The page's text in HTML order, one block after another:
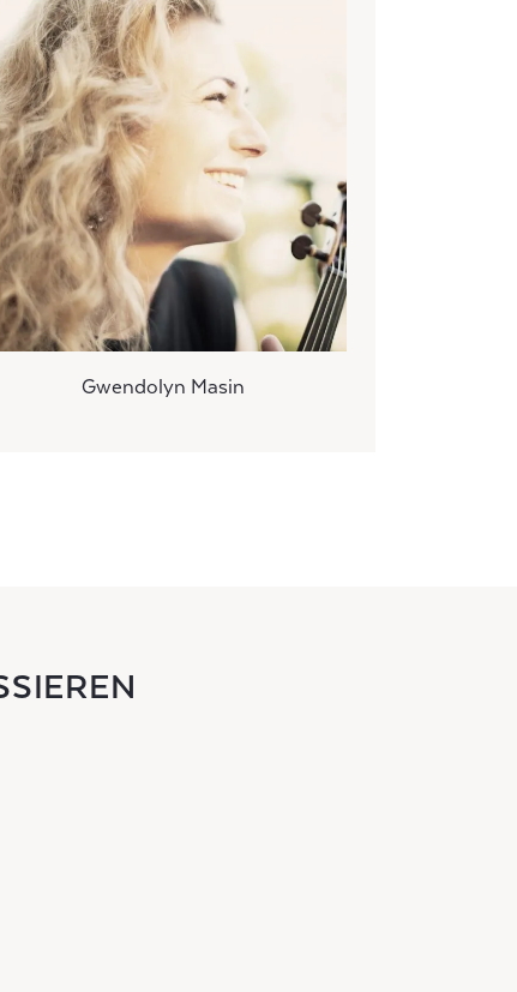
Gwendolyn Masin